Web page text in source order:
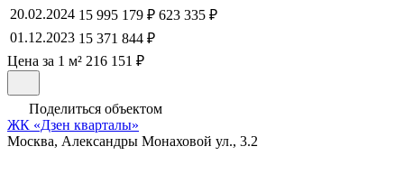
20.02.2024 15 995 179 ₽ 623 335 ₽
01.12.2023 15 371 844 ₽
Цена за 1 м² 216 151 ₽
Поделиться объектом
ЖК «Дзен кварталы»
Москва, Александры Монаховой ул., 3.2